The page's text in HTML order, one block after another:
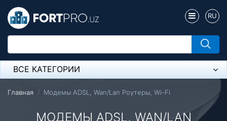
RU
ВСЕ КАТЕГОРИИ
Микрофон
Напольные розетки
Главная Модемы ADSL, Wan/Lan Роутеры, Wi-Fi
МОДЕМЫ ADSL, WAN/LAN